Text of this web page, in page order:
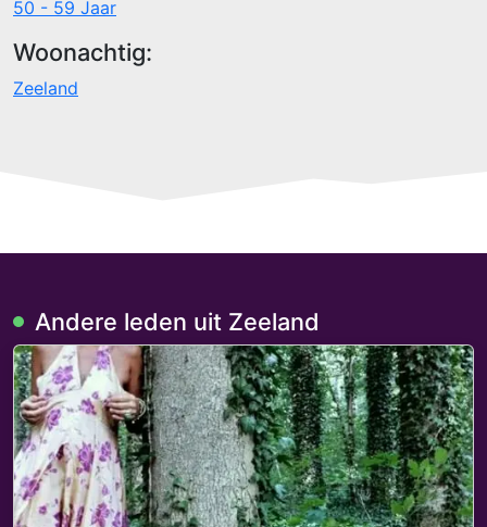
50 - 59 Jaar
Woonachtig:
Zeeland
Andere leden uit Zeeland